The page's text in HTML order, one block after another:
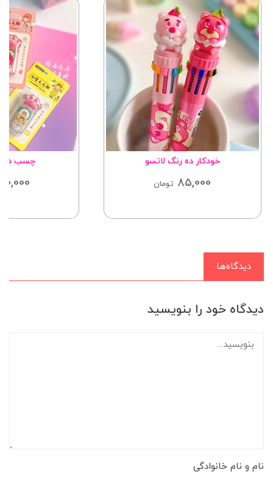
خودکار ده رنگ لاتسو
85,000 تومان
چسب
دیدگاه‌ها
دیدگاه خود را بنویسید
نام و نام خانوادگی